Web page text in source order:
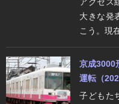
大きな発
こう。現
京成3000
運転（
子どもた